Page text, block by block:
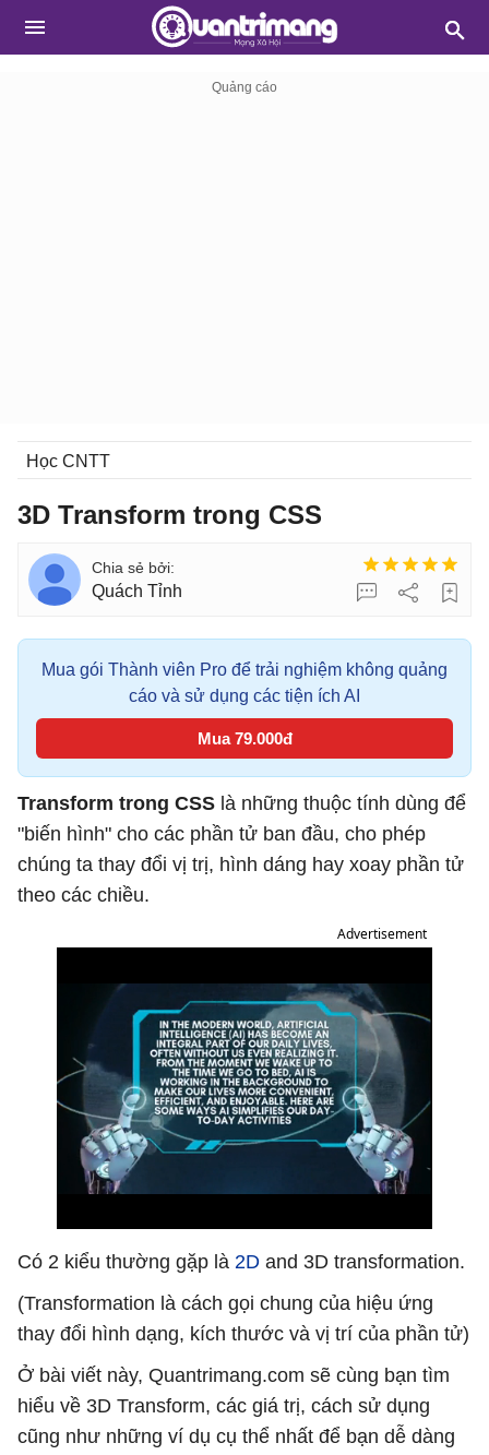
Học CNTT
3D Transform trong CSS
Quách Tỉnh
Mua gói Thành viên Pro để trải nghiệm không quảng
cáo và sử dụng các tiện ích AI
Mua 79.000đ
Transform trong CSS là những thuộc tính dùng để
"biến hình" cho các phần tử ban đầu, cho phép
chúng ta thay đổi vị trị, hình dáng hay xoay phần tử
theo các chiều.
Advertisement
Có 2 kiểu thường gặp là 2D and 3D transformation.
(Transformation là cách gọi chung của hiệu ứng
thay đổi hình dạng, kích thước và vị trí của phần tử)
Ở bài viết này, Quantrimang.com sẽ cùng bạn tìm
hiểu về 3D Transform, các giá trị, cách sử dụng
cũng như những ví dụ cụ thể nhất để bạn dễ dàng